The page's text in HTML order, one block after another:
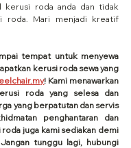
kerusi roda anda dan tidak
roda. Mari menjadi kreatif
tempat untuk menyewa
kerusi roda sewa yang
! Kami menawarkan
roda yang selesa dan
yang berpatutan dan servis
penghantaran dan
juga kami sediakan demi
tunggu lagi, hubungi